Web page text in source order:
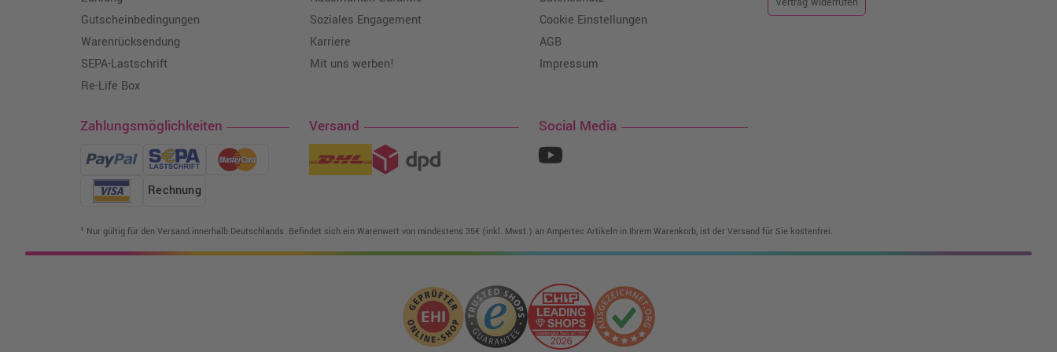
Gutscheinbedingungen
Warenrücksendung
SEPA-Lastschrift
Re-Life Box
Soziales Engagement
Karriere
Mit uns werben!
Cookie Einstellungen
AGB
Impressum
Zahlungsmöglichkeiten
Rechnung
Versand Social Media
¹ Nur gültig für den Versand innerhalb Deutschlands. Befindet sich ein Warenwert von mindestens 35€ (inkl. Mwst.) an Ampertec Artikeln in Ihrem Warenkorb, ist der Versand für Sie kostenfrei.